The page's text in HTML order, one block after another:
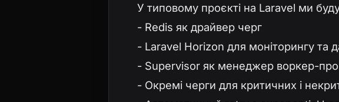
У типовому проєкті на Laravel ми
- Redis як драйвер черг
- Laravel Horizon для моніторингу та
- Supervisor як менеджер воркер-
- Окремі черги для критичних і